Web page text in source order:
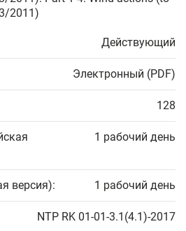
2011)
Действующий
Электронный (PDF)
128
1 рабочий день
версия): 1 рабочий день
NTP RK 01-01-3.1(4.1)-2017